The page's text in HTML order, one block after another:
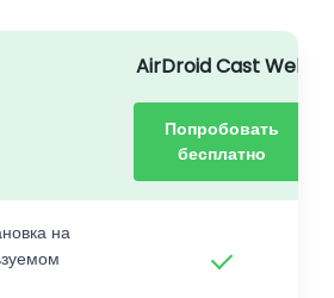
AirDroid Cast Web
Попробовать
бесплатно
на